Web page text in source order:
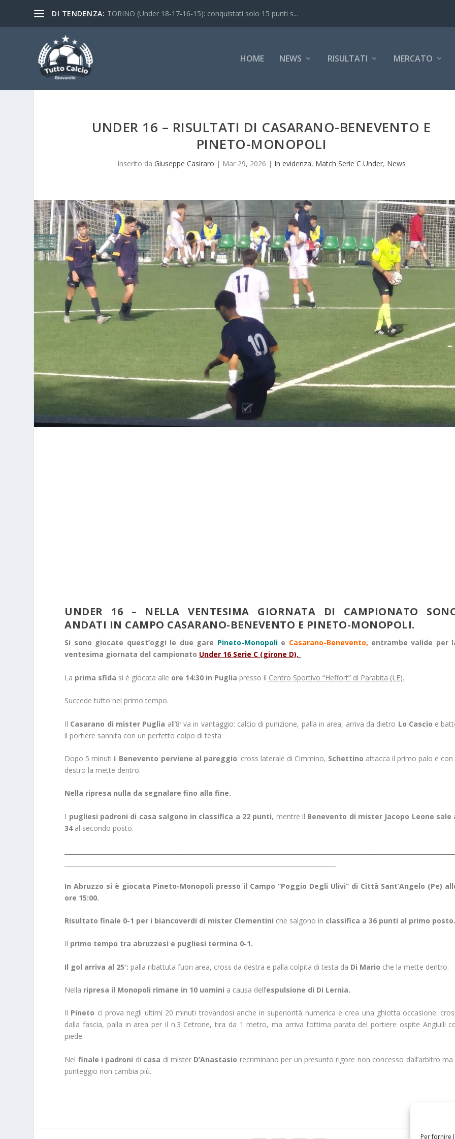
Per fornire
DI TENDENZA: TORINO (Under 18-17-16-15): conquistati solo 15 punti s...
HOME NEWS RISULTATI MERCATO
UNDER 16 – RISULTATI DI CASARANO-BENEVENTO E
PINETO-MONOPOLI
Inserito da Giuseppe Casiraro | Mar 29, 2026 | In evidenza, Match Serie C Under, News
UNDER 16 – NELLA VENTESIMA GIORNATA DI CAMPIONATO
ANDATI IN CAMPO CASARANO-BENEVENTO E PINETO-MONOPOLI.
Si sono giocate quest’oggi le due gare Pineto-Monopolie Casarano-Benevento, entrambe valide per
ventesima giornata del campionato Under 16 Serie C (girone D).
La prima sfida si è giocata alle ore 14:30 in Puglia presso il Centro Sportivo “Heffort” di Parabita (LE).
Succede tutto nel primo tempo.
Il Casarano di mister Puglia all’8′ va in vantaggio: calcio di punizione, palla in area, arriva da dietro Lo Cascio e
il portiere sannita con un perfetto colpo di testa
Dopo 5 minuti il Benevento perviene al pareggio: cross laterale di Cimmino, Schettino attacca il primo palo e con
destro la mette dentro.
Nella ripresa nulla da segnalare fino alla fine.
I pugliesi padroni di casa salgono in classifica a 22 punti, mentre il Benevento di mister Jacopo Leone sale
34al secondo posto.
In Abruzzo si è giocata Pineto-Monopoli presso il Campo “Poggio Degli Ulivi” di Città Sant’Angelo (Pe)
ore 15:00.
Risultato finale 0-1 per i biancoverdi di mister Clementini che salgono in classifica a 36 punti al primo
Il primo tempo tra abruzzesi e pugliesi termina 0-1.
Il gol arriva al 25′: palla ribattuta fuori area, cross da destra e palla colpita di testa da Di Mario che la mette dentro.
Nella ripresa il Monopoli rimane in 10 uomini a causa dell’espulsione di Di Lernia.
Il Pineto ci prova negli ultimi 20 minuti trovandosi anche in superiorità numerica e crea una ghiotta occasione:
dalla fascia, palla in area per il n.3 Cetrone, tira da 1 metro, ma arriva l’ottima parata del portiere ospite Angiulli
piede.
Nel finale i padroni di casa di mister D’Anastasio recriminano per un presunto rigore non concesso dall’arbitro ma
punteggio non cambia più.